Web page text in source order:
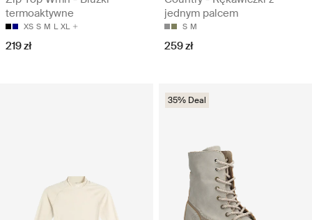
termoaktywne
XS S M L XL
219 zł
jednym palcem
S M
259 zł
35% Deal